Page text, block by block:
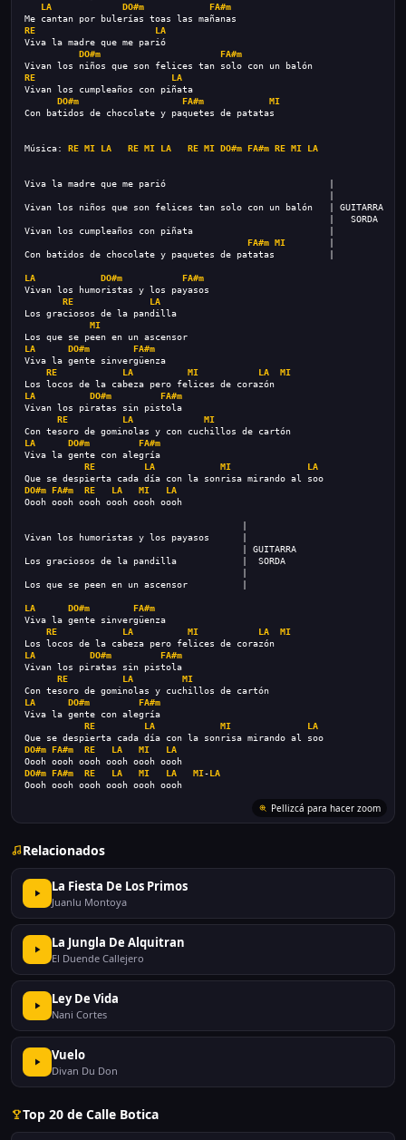
LA
DO#m
FA#m
Me cantan por bulerías toas las mañanas
RE
LA
Viva la madre que me parió
DO#m
FA#m
Vivan los niños que son felices tan solo con un balón
RE
LA
Vivan los cumpleaños con piñata
DO#m
FA#m
MI
Con batidos de chocolate y paquetes de patatas
Música: RE MI LA RE MI LA RE MI DO#m FA#m RE MI LA
Viva la madre que me parió                              |
Vivan los niños que son felices tan solo con un balón   | GUITARRA
|   SORDA
Vivan los cumpleaños con piñata                         |
FA#m MI
Con batidos de chocolate y paquetes de patatas          |
LA DO#m
FA#m
Vivan los humoristas y los payasos
RE
LA
Los graciosos de la pandilla
MI
Los que se peen en un ascensor
LA
DO#m
FA#m
Viva la gente sinvergüenza
RE
LA MI LA
MI
Los locos de la cabeza pero felices de corazón
LA
DO#m
FA#m
Vivan los piratas sin pistola
RE
LA
MI
Con tesoro de gominolas y con cuchillos de cartón
LA
DO#m
FA#m
Viva la gente con alegría
RE
LA MI
LA
Que se despierta cada día con la sonrisa mirando al soo
DO#m FA#m RE LA MI
LA
Oooh oooh oooh oooh oooh oooh
Vivan los humoristas y los payasos      |
| GUITARRA
Los graciosos de la pandilla            |  SORDA
Los que se peen en un ascensor          |
LA DO#m
FA#m
Viva la gente sinvergüenza
RE
LA MI LA
MI
Los locos de la cabeza pero felices de corazón
LA
DO#m
FA#m
Vivan los piratas sin pistola
RE
LA
MI
Con tesoro de gominolas y cuchillos de cartón
LA
DO#m
FA#m
Viva la gente con alegría
RE
LA MI
LA
Que se despierta cada día con la sonrisa mirando al soo
DO#m FA#m RE LA MI
LA
Oooh oooh oooh oooh oooh oooh
DO#m FA#m RE LA MI LA MI-LA
Oooh oooh oooh oooh oooh oooh
Pellizcá para hacer zoom
Relacionados
La Fiesta De Los Primos
Juanlu Montoya
La Jungla De Alquitran
El Duende Callejero
Ley De Vida
Nani Cortes
Vuelo
Divan Du Don
Top 20 de Calle Botica